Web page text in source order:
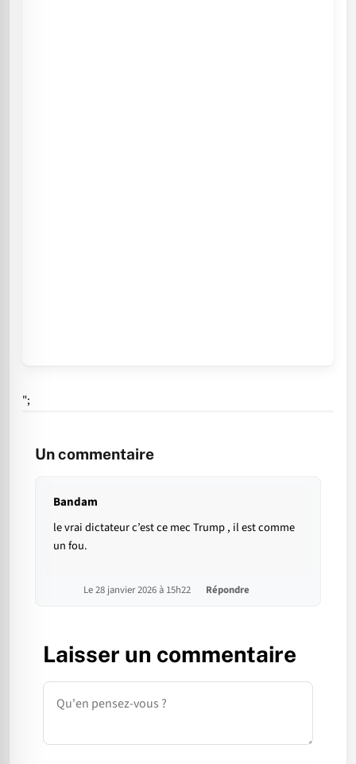
";
Un commentaire
Bandam
le vrai dictateur c’est ce mec Trump , il est comme
un fou.
Le 28 janvier 2026 à 15h22 Répondre
Laisser un commentaire
Commentaire